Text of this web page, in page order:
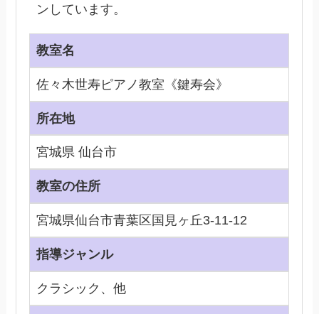
ンしています。
教室名
佐々木世寿ピアノ教室《鍵寿会》
所在地
宮城県 仙台市
教室の住所
宮城県仙台市青葉区国見ヶ丘3-11-12
指導ジャンル
クラシック、他